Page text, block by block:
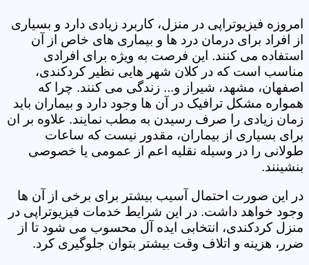
امروزه فیزیوتراپی در منزل، کاربرد زیادی دارد و بسیاری
از افراد برای درمان درد ها و بیماری های خاص از آن
استفاده می کنند. این فرصت به ویژه برای افرادی
مناسب است که در کلان شهر هایی نظیر کردکندی،
اصفهان، مشهد، شیراز و... زندگی می کنند. چرا که
همواره مشکل ترافیک در آن ها وجود دارد و بیماران باید
زمان زیادی را صرف رسیدن به مطب نمایند. علاوه بر ان
برای بسیاری از بیماران، مقدور نیست که ساعات
طولانی را در وسیله نقلیه اعم از عمومی یا خصوصی
بنشینند.
در این صورت احتمال آسیب بیشتر برای برخی از آن ها
وجود خواهد داشت. در این شرایط خدمات فیزیوتراپی در
منزل کردکندی، انتخابی ایده آل محسوب می شود تا از
ضرر، هزینه و اتلاف وقت بیشتر بتوان جلوگیری کرد.